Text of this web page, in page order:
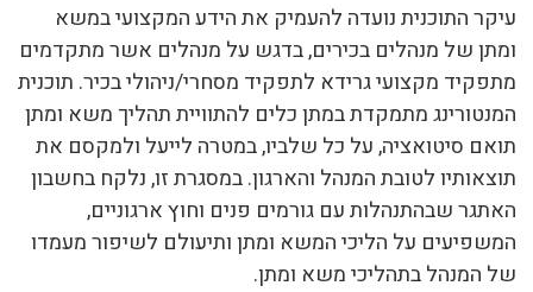
עיקר התוכנית נועדה להעמיק את הידע המקצועי במשא
ומתן של מנהלים בכירים, בדגש על מנהלים אשר מתקדמים
מתפקיד מקצועי גרידא לתפקיד מסחרי/ניהולי בכיר. תוכנית
המנטורינג מתמקדת במתן כלים להתוויית תהליך משא ומתן
תואם סיטואציה, על כל שלביו, במטרה לייעל ולמקסם את
תוצאותיו לטובת המנהל והארגון. במסגרת זו, נלקח בחשבון
האתגר שבהתנהלות עם גורמים פנים וחוץ ארגוניים,
המשפיעים על הליכי המשא ומתן ותיעולם לשיפור מעמדו
של המנהל בתהליכי משא ומתן.